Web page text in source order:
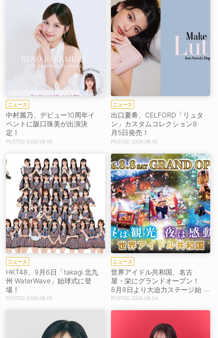
ニュース
中村麗乃、デビュー10周年イ
ベントに阪口珠美が出演決
定！
2026.08.05
ニュース
出口夏希、CELFORD「リュタ
ン」カスタムコレクション8
月5日発売！
2026.08.05
ニュース
HKT48、9月6日「takagi 北九
州 WaterWave」始球式に登
場！
2026.08.05
ニュース
世界アイドル共和国、名古
屋・栄にグランドオープン！
8月8日より大迫力ステージ始
動
2026.08.04